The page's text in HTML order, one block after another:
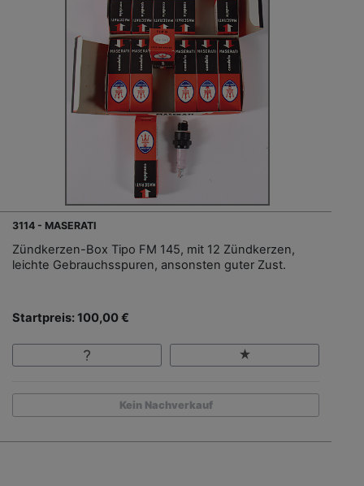
3114 - MASERATI
Zündkerzen-Box Tipo FM 145, mit 12 Zündkerzen,
leichte Gebrauchsspuren, ansonsten guter Zust.
Startpreis: 100,00 €
Kein Nachverkauf